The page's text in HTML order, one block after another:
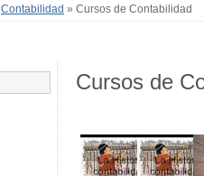
Contabilidad » Cursos de Contabilidad
Cursos de